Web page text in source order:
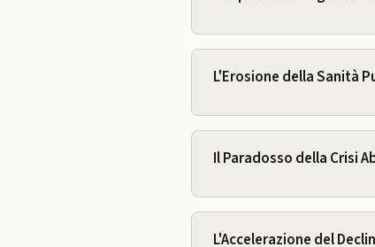
L'Erosione della Sanità
Il Paradosso della Crisi
L'Accelerazione del